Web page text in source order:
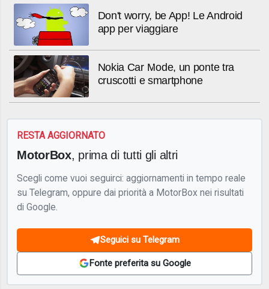
Don't worry, be App! Le Android
app per viaggiare
Nokia Car Mode, un ponte tra
cruscotti e smartphone
RESTA AGGIORNATO
MotorBox, prima di tutti gli altri
Scegli come vuoi seguirci: aggiornamenti in tempo reale
su Telegram, oppure dai priorità a MotorBox nei risultati
di Google.
Seguici su Telegram
Fonte preferita su Google